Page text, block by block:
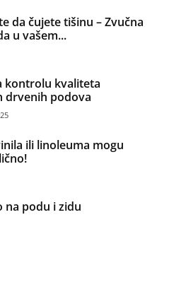
da čujete tišinu – Zvučna
u vašem...
kontrolu kvaliteta
drvenih podova
ili linoleuma mogu
na podu i zidu